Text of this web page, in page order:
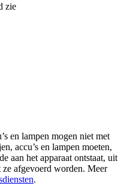
zie
en lampen mogen niet met
accu’s en lampen moeten,
aan het apparaat ontstaat, uit
afgevoerd worden. Meer
.